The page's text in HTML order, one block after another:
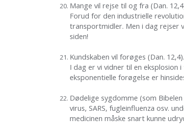
Mange vil rejse til og fra (Dan.
Forud for den industrielle
transportmidler. Men i dag rejser
siden!
Kundskaben vil forøges (Dan. 12,4).
I dag er vi vidner til en
eksponentielle forøgelse er
Dødelige sygdomme (som
virus, SARS, fugleinfluenza osv.
medicinen måske snart kunne